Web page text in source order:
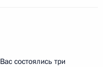
состоялись три